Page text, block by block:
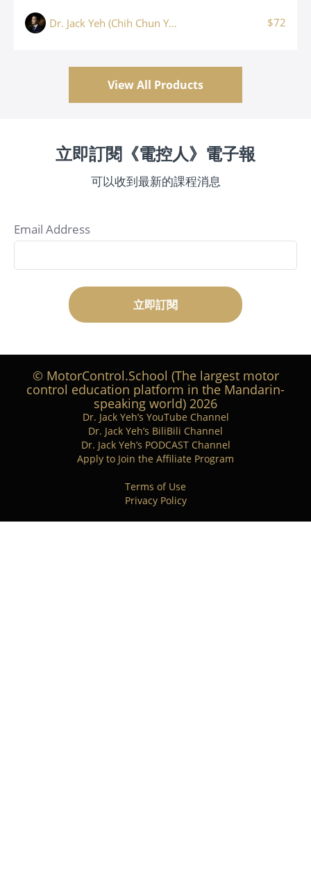
Dr. Jack Yeh (Chih Chun Yeh, 葉志鈞) $72
View All Products
立即訂閱《電控人》電子報
可以收到最新的課程消息
Email Address
立即訂閱
© MotorControl.School (The largest motor
control education platform in the Mandarin-
speaking world) 2026
Dr. Jack Yeh’s YouTube Channel
Dr. Jack Yeh’s BiliBili Channel
Dr. Jack Yeh’s PODCAST Channel
Apply to Join the Affiliate Program
Terms of Use
Privacy Policy